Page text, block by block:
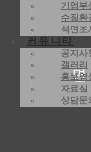
기업부
수질환
석면조
커뮤니티
공지사
갤러리
홍보영
자료실
상담문
면